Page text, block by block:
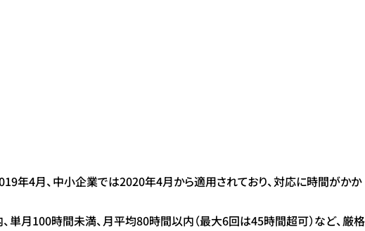
年4月、中小企業では2020年4月から適用されており、対応に時間がかか
月100時間未満、月平均80時間以内（最大6回は45時間超可）など、厳格